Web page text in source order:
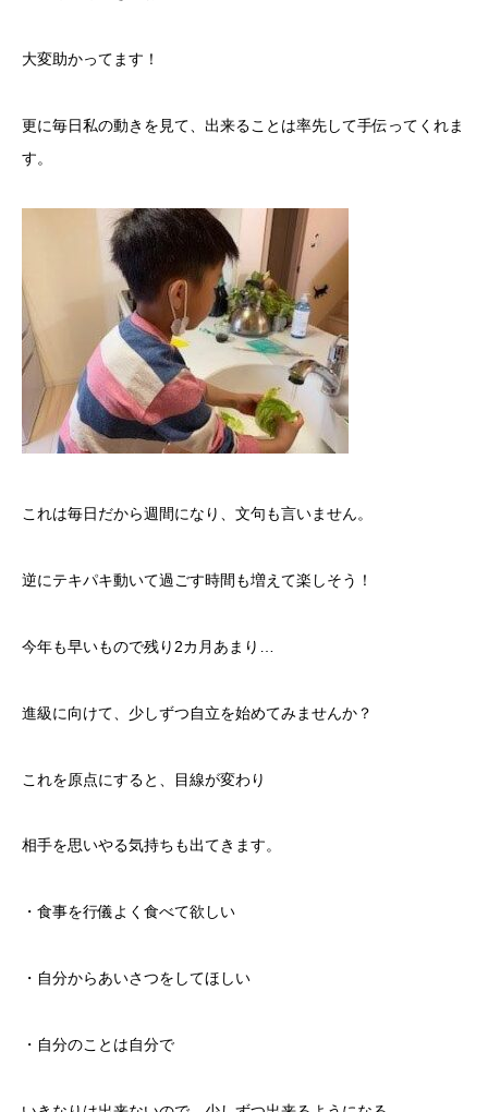
大変助かってます！
更に毎日私の動きを見て、出来ることは率先して手伝ってくれま
す。
これは毎日だから週間になり、文句も言いません。
逆にテキパキ動いて過ごす時間も増えて楽しそう！
今年も早いもので残り2カ月あまり…
進級に向けて、少しずつ自立を始めてみませんか？
これを原点にすると、目線が変わり
相手を思いやる気持ちも出てきます。
・食事を行儀よく食べて欲しい
・自分からあいさつをしてほしい
・自分のことは自分で